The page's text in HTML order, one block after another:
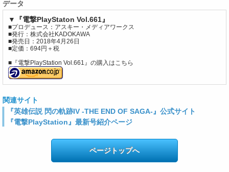
データ
▼『電撃PlayStaton Vol.661』
■プロデュース：アスキー・メディアワークス
■発行：株式会社KADOKAWA
■発売日：2018年4月26日
■定価：694円＋税
■『電撃PlayStation Vol.661』の購入はこちら
関連サイト
『英雄伝説 閃の軌跡IV -THE END OF SAGA-』公式サイト
『電撃PlayStation』最新号紹介ページ
ページトップへ